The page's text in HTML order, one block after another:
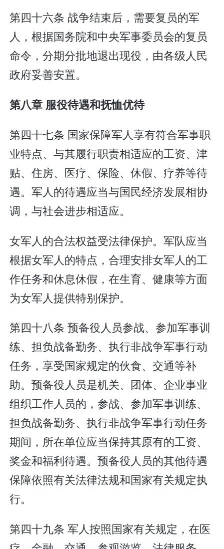
第四十六条 战争结束后，需要复员的军
人，根据国务院和中央军事委员会的复员
命令，分期分批地退出现役，由各级人民
政府妥善安置。
第八章 服役待遇和抚恤优待
第四十七条 国家保障军人享有符合军事职
业特点、与其履行职责相适应的工资、津
贴、住房、医疗、保险、休假、疗养等待
遇。军人的待遇应当与国民经济发展相协
调，与社会进步相适应。
女军人的合法权益受法律保护。军队应当
根据女军人的特点，合理安排女军人的工
作任务和休息休假，在生育、健康等方面
为女军人提供特别保护。
第四十八条 预备役人员参战、参加军事训
练、担负战备勤务、执行非战争军事行动
任务，享受国家规定的伙食、交通等补
助。预备役人员是机关、团体、企业事业
组织工作人员的，参战、参加军事训练、
担负战备勤务、执行非战争军事行动任务
期间，所在单位应当保持其原有的工资、
奖金和福利待遇。预备役人员的其他待遇
保障依照有关法律法规和国家有关规定执
行。
第四十九条 军人按照国家有关规定，在医